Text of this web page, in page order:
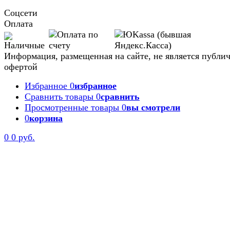
Соцсети
Оплата
Информация, размещенная на сайте, не является
офертой
Избранное 0избранное
Сравнить товары 0сравнить
Просмотренные товары 0вы смотрели
0корзина
0 0 руб.